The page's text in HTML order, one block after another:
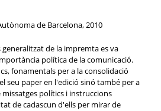
de Barcelona, 2010
generalitzat de la impremta es va
política de la comunicació.
fonamentals per a la consolidació
seu paper en l'edició sinó també per a
polítics i instruccions
de cadascun d'ells per mirar de